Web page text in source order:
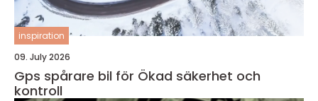
inspiration
09. July 2026
Gps spårare bil för Ökad säkerhet och
kontroll